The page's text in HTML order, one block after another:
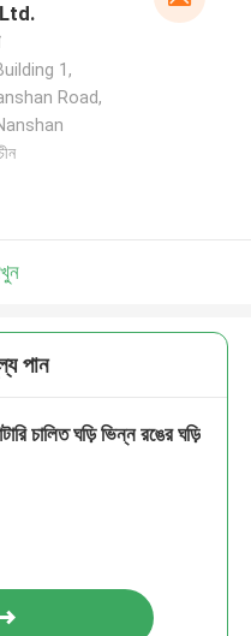
1,
Road,
পান
চালিত ঘড়ি ভিন্ন রঙের ঘড়ি